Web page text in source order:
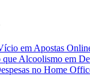
em Apostas
que Alcoolismo em
no Home